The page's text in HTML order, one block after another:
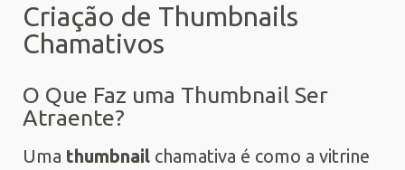
Criação de Thumbnails
Chamativos
O Que Faz uma Thumbnail Ser
Atraente?
Uma thumbnail chamativa é como a vitrine